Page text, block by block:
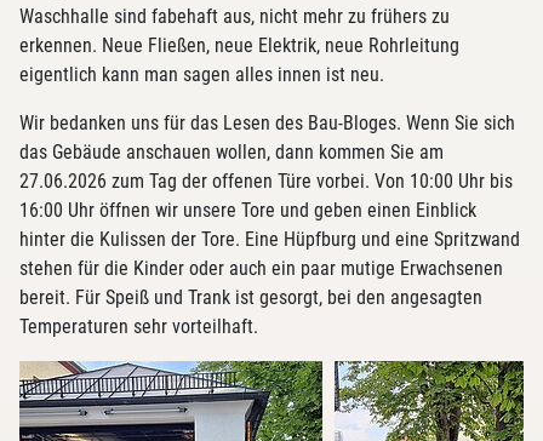
Waschhalle sind fabehaft aus, nicht mehr zu frühers zu
erkennen. Neue Fließen, neue Elektrik, neue Rohrleitung
eigentlich kann man sagen alles innen ist neu.
Wir bedanken uns für das Lesen des Bau-Bloges. Wenn Sie sich
das Gebäude anschauen wollen, dann kommen Sie am
27.06.2026 zum Tag der offenen Türe vorbei. Von 10:00 Uhr bis
16:00 Uhr öffnen wir unsere Tore und geben einen Einblick
hinter die Kulissen der Tore. Eine Hüpfburg und eine Spritzwand
stehen für die Kinder oder auch ein paar mutige Erwachsenen
bereit. Für Speiß und Trank ist gesorgt, bei den angesagten
Temperaturen sehr vorteilhaft.